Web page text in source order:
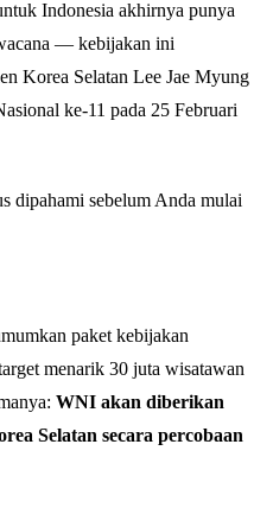
Indonesia akhirnya punya
— kebijakan ini
Korea Selatan Lee Jae Myung
ke-11 pada 25 Februari
dipahami sebelum Anda mulai
paket kebijakan
menarik 30 juta wisatawan
WNI akan diberikan
Selatan secara percobaan